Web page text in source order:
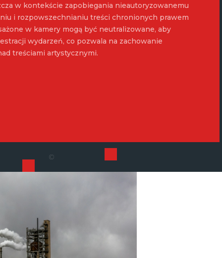
w kontekście zapobiegania nieautoryzowanemu
i rozpowszechnianiu treści chronionych prawem
w kamery mogą być neutralizowane, aby
wydarzeń, co pozwala na zachowanie
treściami artystycznymi.